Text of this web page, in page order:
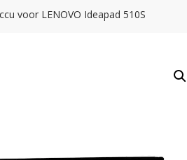
voor LENOVO Ideapad 510S